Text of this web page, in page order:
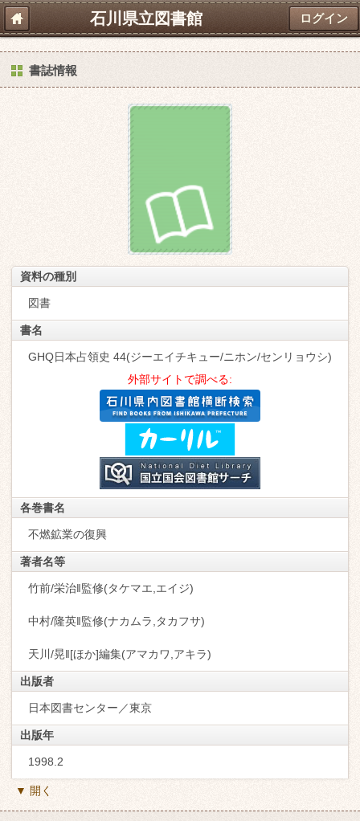
石川県立図書館 ログイン
書誌情報
資料の種別
図書
書名
GHQ日本占領史 44(ジーエイチキュー/ニホン/センリョウシ)
外部サイトで調べる:
各巻書名
不燃鉱業の復興
著者名等
竹前/栄治‖監修(タケマエ,エイジ)
中村/隆英‖監修(ナカムラ,タカフサ)
天川/晃‖[ほか]編集(アマカワ,アキラ)
出版者
日本図書センター／東京
出版年
1998.2
▼ 開く